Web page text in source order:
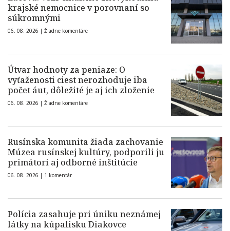
krajské nemocnice v porovnaní so
súkromnými
06. 08. 2026 | Žiadne komentáre
Útvar hodnoty za peniaze: O
vyťaženosti ciest nerozhoduje iba
počet áut, dôležité je aj ich zloženie
06. 08. 2026 | Žiadne komentáre
Rusínska komunita žiada zachovanie
Múzea rusínskej kultúry, podporili ju
primátori aj odborné inštitúcie
06. 08. 2026 | 1 komentár
Polícia zasahuje pri úniku neznámej
látky na kúpalisku Diakovce